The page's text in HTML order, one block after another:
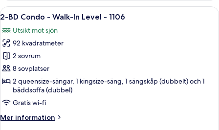
Condo
-
In
Level
1105
Öppna
alla
foton
för
2-
BD
Condo
Walk-
In
Level
Ett sovrum med en säng i trä, en
20
2-BD Condo - Walk-In Level - 1106
Utsikt mot sjön
92 kvadratmeter
2 sovrum
8 sovplatser
2 queensize-sängar, 1 kingsize-säng, 1 sängskåp (dubbelt) och 1
bäddsoffa (dubbel)
Gratis wi-fi
Mer information
Mer